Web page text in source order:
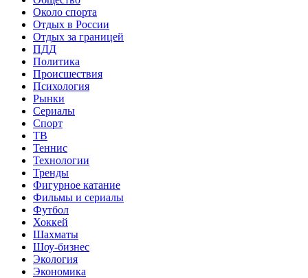
Около спорта
Отдых в России
Отдых за границей
ПДД
Политика
Происшествия
Психология
Рынки
Сериалы
Спорт
ТВ
Теннис
Технологии
Тренды
Фигурное катание
Фильмы и сериалы
Футбол
Хоккей
Шахматы
Шоу-бизнес
Экология
Экономика